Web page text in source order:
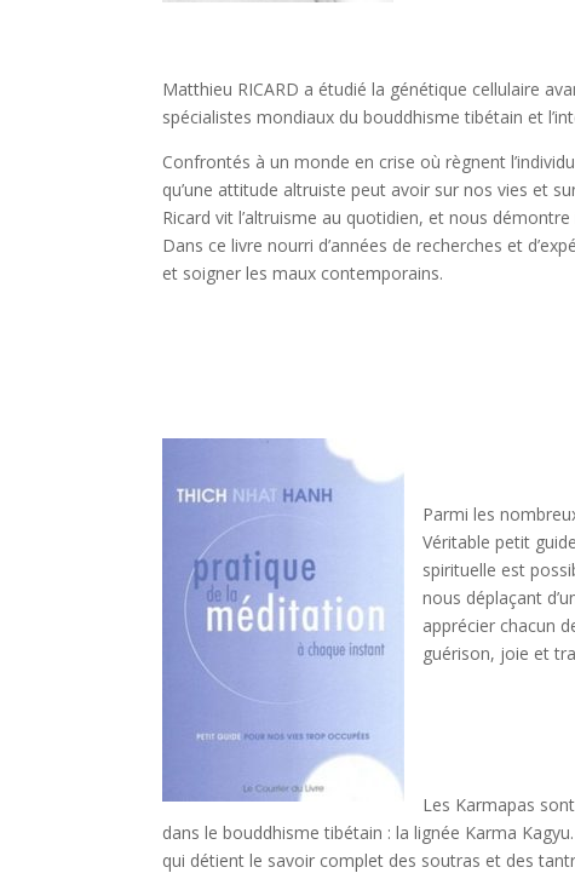
Matthieu RICARD a étudié la génétique cellulaire
spécialistes mondiaux du bouddhisme tibétain et
Confrontés à un monde en crise où règnent
qu’une attitude altruiste peut avoir sur nos vies et
Ricard vit l’altruisme au quotidien, et nous démontre
Dans ce livre nourri d’années de recherches et
et soigner les maux contemporains.
Parmi les
Véritable petit
spirituelle est
nous déplaçant
apprécier chacun
guérison, joie et
Les Karmapas
dans le bouddhisme tibétain : la lignée Karma
qui détient le savoir complet des soutras et des